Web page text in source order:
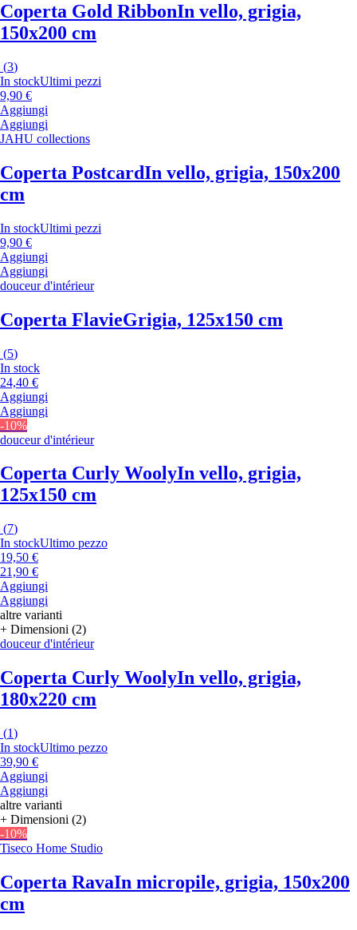
Coperta Gold RibbonIn vello, grigia,
150x200 cm
(3)
In stockUltimi pezzi
9,90 €
Aggiungi
Aggiungi
JAHU collections
Coperta PostcardIn vello, grigia, 150x200
cm
In stockUltimi pezzi
9,90 €
Aggiungi
Aggiungi
douceur d'intérieur
Coperta FlavieGrigia, 125x150 cm
(5)
In stock
24,40 €
Aggiungi
Aggiungi
-10%
douceur d'intérieur
Coperta Curly WoolyIn vello, grigia,
125x150 cm
(7)
In stockUltimo pezzo
19,50 €
21,90 €
Aggiungi
Aggiungi
altre varianti
+ Dimensioni (2)
douceur d'intérieur
Coperta Curly WoolyIn vello, grigia,
180x220 cm
(1)
In stockUltimo pezzo
39,90 €
Aggiungi
Aggiungi
altre varianti
+ Dimensioni (2)
-10%
Tiseco Home Studio
Coperta RavaIn micropile, grigia, 150x200
cm